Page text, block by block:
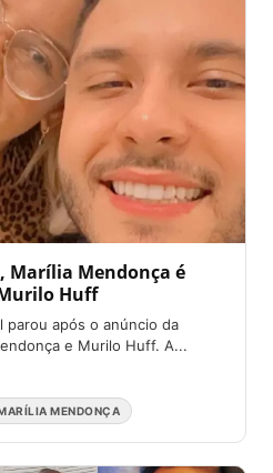
Marília Mendonça é
Huff
parou após o anúncio da
e Murilo Huff. A...
MENDONÇA